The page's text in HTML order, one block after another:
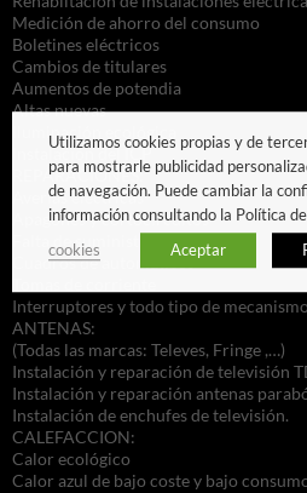
Medición de ahorro del consumo
Boletines eléctricos
Cambios de titulares
Aumentos de potendia
Altas nuevas
Iluminación ecológica
Instalación del ICP
REPARACIONES:
Averías eléctricas
Apagones y cortocircuitos
Falta de suministro
Cuadros de automáticos
Interruptores y todo tipo de
ANTENAS:
(Todas las marcas: Televes, Fringe ,…)
Instalación y reparación de televisión
Instalación y reparación antenas
Instalación de enchufes de televisión.
CALEFACCION:
Calor ecológico
Calor azul de bajo coste y bajo
Utilizamos cookies propias y de
para mostrarle publicidad
de navegación. Puede cambiar la
información consultando la Política
cookies
Aceptar